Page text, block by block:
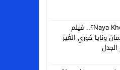
من هي Naya Khery؟.. فيلم
ونايا خوري الغير